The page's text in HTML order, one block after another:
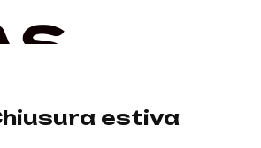
estiva
VI5971 – VEDI